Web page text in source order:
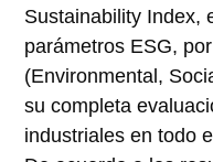
Sustainability Index,
parámetros ESG,
(Environmental,
su completa
industriales en todo